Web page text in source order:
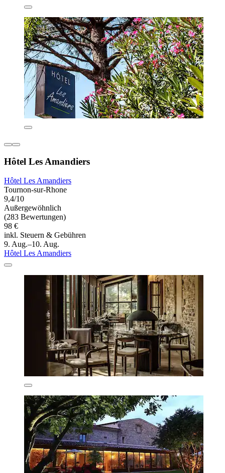
Hôtel Les Amandiers
Hôtel Les Amandiers
Tournon-sur-Rhone
9,4/10
Außergewöhnlich
(283 Bewertungen)
98 €
inkl. Steuern & Gebühren
9. Aug.–10. Aug.
Hôtel Les Amandiers